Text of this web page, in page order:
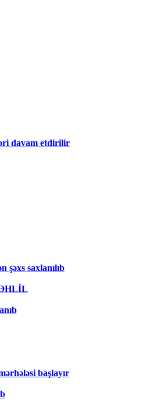
davam etdirilir
saxlanılıb
başlayır